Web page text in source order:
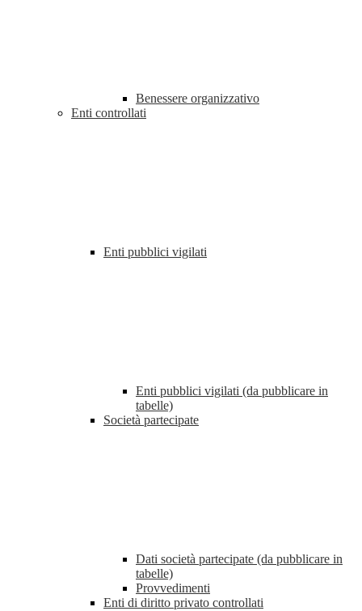
Benessere organizzativo
Enti controllati
Enti pubblici vigilati
Enti pubblici vigilati (da pubblicare in
tabelle)
Società partecipate
Dati società partecipate (da pubblicare in
tabelle)
Provvedimenti
Enti di diritto privato controllati